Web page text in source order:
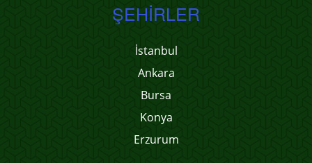
ŞEHIRLER
İstanbul
Ankara
Bursa
Konya
Erzurum